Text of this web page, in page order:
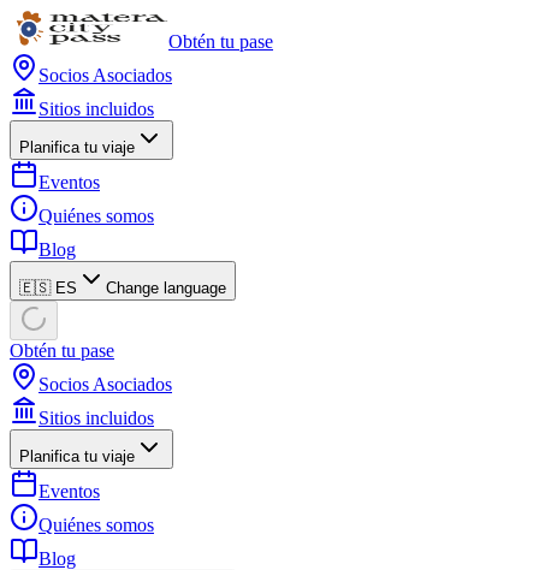
Obtén tu pase
Socios Asociados
Sitios incluidos
Planifica tu viaje
Eventos
Quiénes somos
Blog
🇪🇸 ES Change language
Obtén tu pase
Socios Asociados
Sitios incluidos
Planifica tu viaje
Eventos
Quiénes somos
Blog